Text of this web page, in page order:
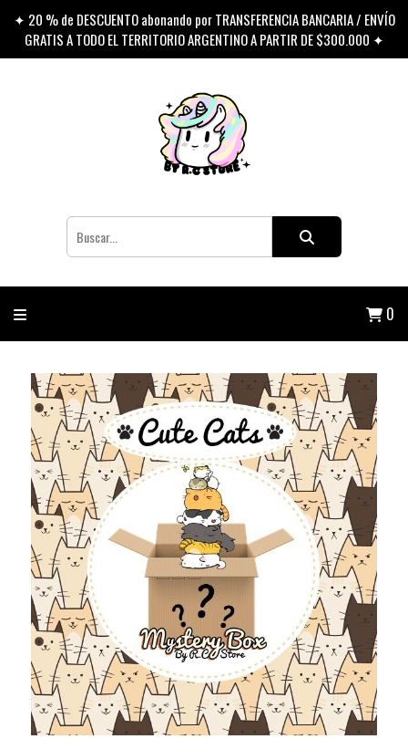
✦ 20 % de DESCUENTO abonando por TRANSFERENCIA BANCARIA / ENVÍO
GRATIS A TODO EL TERRITORIO ARGENTINO A PARTIR DE $300.000 ✦
0